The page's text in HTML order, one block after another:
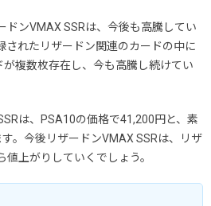
ドンVMAX SSRは、今後も高騰してい
されたリザードン関連のカードの中に
複数枚存在し、今も高騰し続けてい
は、PSA10の価格で41,200円と、素
。今後リザードンVMAX SSRは、リザ
上がりしていくでしょう。